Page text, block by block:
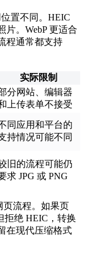
置不同。HEIC
。WebP 更适合
程通常都支持
实际限制
分网站、编辑器
上传表单不接受
同应用和平台的
持情况可能不同
旧的流程可能仍
求 JPG 或 PNG
页流程。如果页
拒绝 HEIC，转换
在现代压缩格式